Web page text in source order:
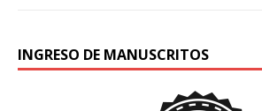
INGRESO DE MANUSCRITOS